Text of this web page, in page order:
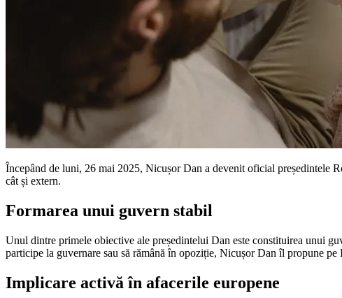
Începând de luni, 26 mai 2025, Nicușor Dan a devenit oficial președintele
cât și extern.
Formarea unui guvern stabil
Unul dintre primele obiective ale președintelui Dan este constituirea unui
participe la guvernare sau să rămână în opoziție, Nicușor Dan îl propune
Implicare activă în afacerile europene